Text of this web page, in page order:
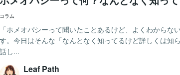
コラム
「ホメオパシーって聞いたことあるけど、よくわから
す。今日はそんな「なんとなく知ってるけど詳しくは知
話し...
Leaf Path